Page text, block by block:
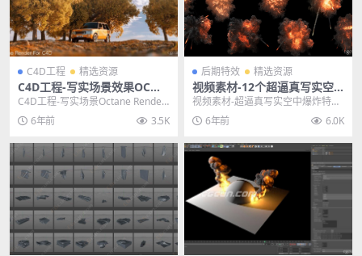
C4D工程 精选资源
C4D工程-写实场景效果OC渲
染器工程文件
C4D工程-写实场景Octane Render
(OC渲染器)工程文件 主题授权提...
6年前 3.5K
后期特效 精选资源
视频素材-12个超逼真写实空
中爆炸特效合成高清视频素材
视频素材-超逼真写实空中爆炸特效
合成高清视频素材下载 主题授权提
示：请在后台主题...
6年前 6.0K